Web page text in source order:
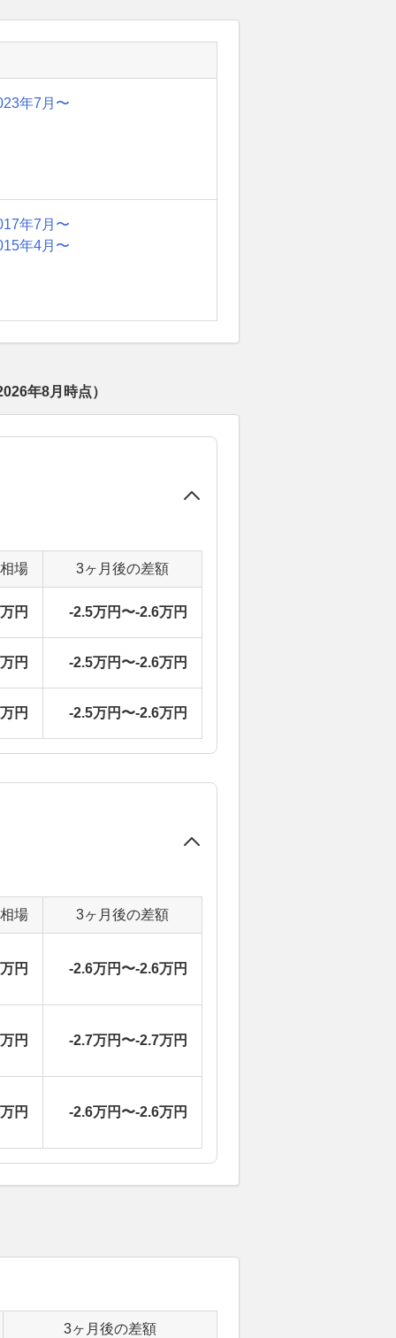
年7月〜
年7月〜
年4月〜
年8月 時点）
場 3ヶ月後の差額
円 -2.5万円〜-2.6万円
円 -2.5万円〜-2.6万円
円 -2.5万円〜-2.6万円
場 3ヶ月後の差額
円 -2.6万円〜-2.6万円
円 -2.7万円〜-2.7万円
円 -2.6万円〜-2.6万円
3ヶ月後の差額